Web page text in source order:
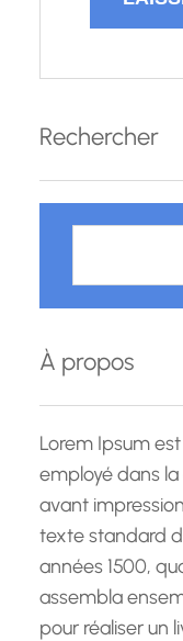
Rechercher
h
r
c
h
À propos
Lorem Ipsum
employé dans
avant
texte standard
années 1500,
assembla
pour réaliser un